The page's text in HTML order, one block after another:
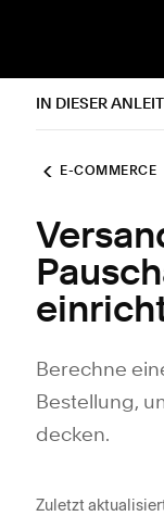
IN DIESER
E-COMMERCE
Berechne
Bestellung,
decken.
Zuletzt